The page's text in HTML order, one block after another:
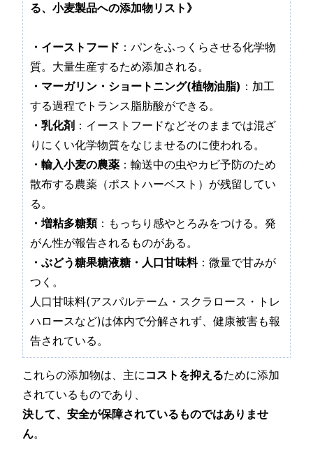
る、小麦製品への添加物リスト》
・イーストフード ：パンをふっくらさせる化学物
質。大量生産するため添加される。
・マーガリン・ショートニング(植物油脂) ：加工
する過程でトランス脂肪酸ができる。
・乳化剤 ：イーストフードなどそのままでは混ざ
りにくい化学物質をなじませるのに使われる。
・輸入小麦の農薬 ：輸送中の虫やカビ予防のため
散布する農薬（ポストハーベスト）が残留してい
る。
・増粘多糖類：もっちり感やとろみをつける。発
がん性が報告されるものがある。
・ぶどう糖果糖液糖・人口甘味料：微量で甘みが
つく。
人口甘味料(アスパルテーム・スクラロース・トレ
ハロースなど)は体内で分解されず、健康被害も報
告されている。
これらの添加物は、主にコストを抑えるために添加
されているものであり、
決して、安全が保障されているものではありませ
ん。